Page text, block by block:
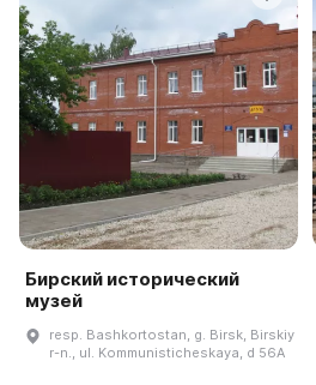
Бирский исторический
музей
resp. Bashkortostan, g. Birsk, Birskiy
r-n., ul. Kommunisticheskaya, d 56A